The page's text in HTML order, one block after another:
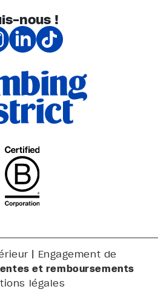
nous !
| Engagement de
et remboursements
légales